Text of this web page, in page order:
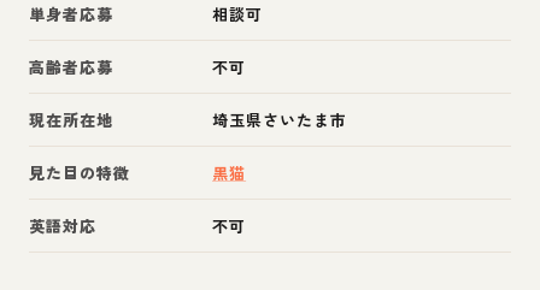
単身者応募 相談可
高齢者応募 不可
現在所在地 埼玉県さいたま市
見た目の特徴 黒猫
英語対応 不可